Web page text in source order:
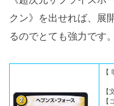
クン》を出せれば、展
るのでとても強力です。
【
【
【